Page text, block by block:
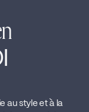
au style et à la